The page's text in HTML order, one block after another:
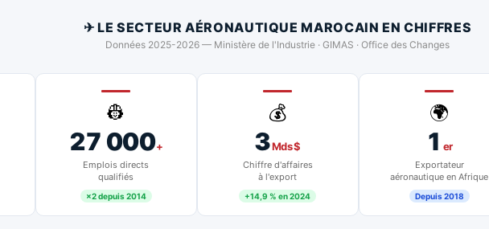
✈ LE SECTEUR AÉRONAUTIQUE MAROCAIN EN CHIFFRES
Données 2025-2026 — Ministère de l'Industrie · GIMAS · Office des Changes
👷
27 000+
Emplois directs
qualifiés
×2 depuis 2014
💰
3Mds $
Chiffre d'affaires
à l'export
+14,9 % en 2024
🌍
1 er
Exportateur
aéronautique en Afrique
Depuis 2018